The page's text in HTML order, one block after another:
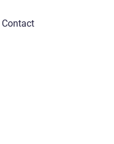
Contact